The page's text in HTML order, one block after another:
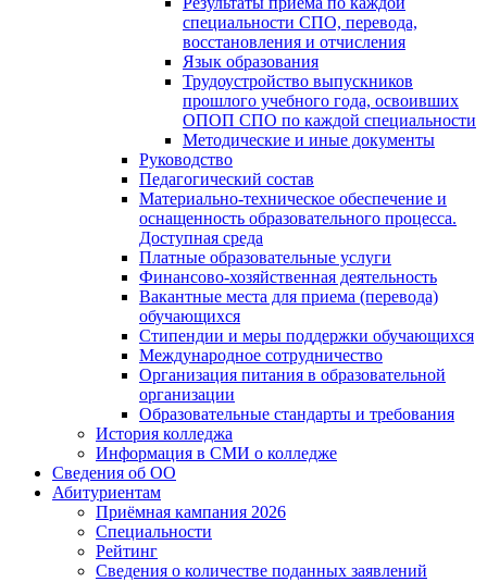
специальности СПО, перевода,
восстановления и отчисления
Язык образования
Трудоустройство выпускников
прошлого учебного года, освоивших
ОПОП СПО по каждой специальности
Методические и иные документы
Руководство
Педагогический состав
Материально-техническое обеспечение и
оснащенность образовательного процесса.
Доступная среда
Платные образовательные услуги
Финансово-хозяйственная деятельность
Вакантные места для приема (перевода)
обучающихся
Стипендии и меры поддержки обучающихся
Международное сотрудничество
Организация питания в образовательной
организации
Образовательные стандарты и требования
История колледжа
Информация в СМИ о колледже
Сведения об ОО
Абитуриентам
Приёмная кампания 2026
Специальности
Рейтинг
Сведения о количестве поданных заявлений